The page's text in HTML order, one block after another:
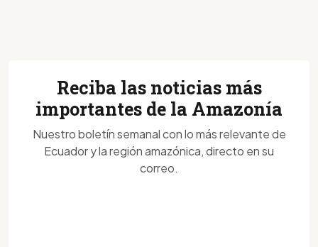
Reciba las noticias más
importantes de la Amazonía
Nuestro boletín semanal con lo más relevante de
Ecuador y la región amazónica, directo en su
correo.